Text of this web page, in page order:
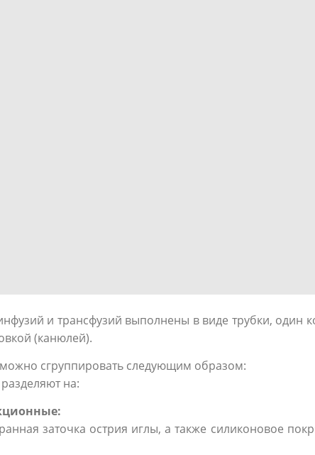
и трансфузий выполнены в виде трубки, один
(канюлей).
сгруппировать следующим образом:
на:
заточка острия иглы, а также силиконовое